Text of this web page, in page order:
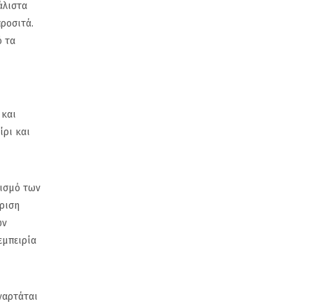
τα
και
των